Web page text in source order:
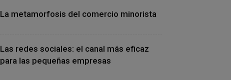
La metamorfosis del comercio minorista
Las redes sociales: el canal más eficaz
para las pequeñas empresas